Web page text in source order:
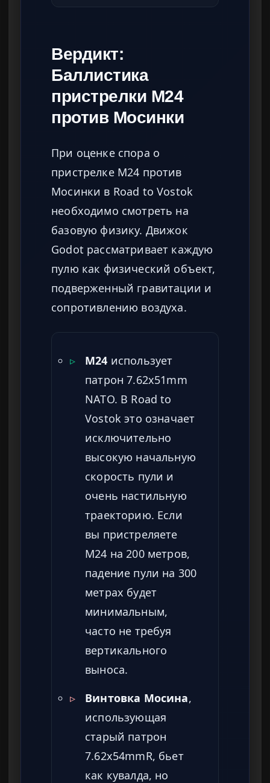
Вердикт:
Баллистика
пристрелки M24
против Мосинки
При оценке спора о
пристрелке M24 против
Мосинки в Road to Vostok
необходимо смотреть на
базовую физику. Движок
Godot рассматривает каждую
пулю как физический объект,
подверженный гравитации и
сопротивлению воздуха.
▹ M24 использует
патрон 7.62x51mm
NATO. В Road to
Vostok это означает
исключительно
высокую начальную
скорость пули и
очень настильную
траекторию. Если
вы пристреляете
M24 на 200 метров,
падение пули на 300
метрах будет
минимальным,
часто не требуя
вертикального
выноса.
▹
Винтовка Мосина,
использующая
старый патрон
7.62x54mmR, бьет
как кувалда, но